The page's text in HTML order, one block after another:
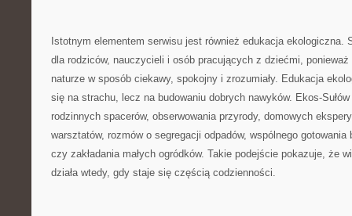
Istotnym elementem serwisu jest również edukacja ekologiczna.
dla rodziców, nauczycieli i osób pracujących z dziećmi,
naturze w sposób ciekawy, spokojny i zrozumiały. Edukacja
się na strachu, lecz na budowaniu dobrych nawyków. Ekos-
rodzinnych spacerów, obserwowania przyrody, domowych
warsztatów, rozmów o segregacji odpadów, wspólnego gotowania
czy zakładania małych ogródków. Takie podejście pokazuje, że
działa wtedy, gdy staje się częścią codzienności.